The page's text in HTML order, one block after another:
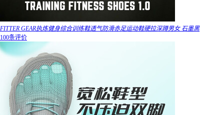
FITTER GEAR执炼健身综合训练鞋透气防滑赤足运动鞋硬拉深蹲男女 石墨黑
100条评价